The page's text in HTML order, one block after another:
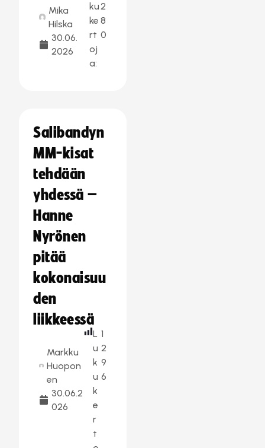
Mika
Hilska
30.06.
2026
ku
ke
rt
oj
a:
2
8
0
Salibandyn
MM-kisat
tehdään
yhdessä –
Hanne
Nyrönen
pitää
kokonaisuu
den
liikkeessä
Markku
Huopon
en
30.06.2
026
L
u
k
u
k
e
r
t
1
2
9
6